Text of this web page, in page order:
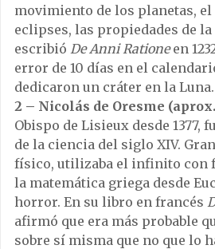
movimiento de los planetas,
eclipses, las propiedades de
escribió De Anni Rationeen
error de 10 días en el
dedicaron un cráter en la Luna.
2 – Nicolás de Oresme
Obispo de Lisieux desde 1377,
de la ciencia del siglo XIV.
físico, utilizaba el infinito con
la matemática griega desde
horror. En su libro en francés
afirmó que era más probable
sobre sí misma que no que lo